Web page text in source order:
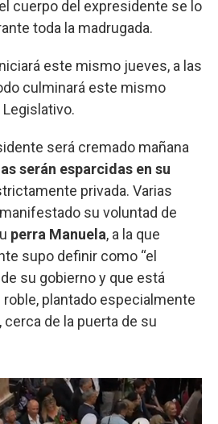
cuerpo del expresidente se lo
toda la madrugada.
este mismo jueves, a las
culminará este mismo
será cremado mañana
serán esparcidas en su
privada. Varias
su voluntad de
perra Manuela, a la que
supo definir como “el
su gobierno y que está
plantado especialmente
cerca de la puerta de su